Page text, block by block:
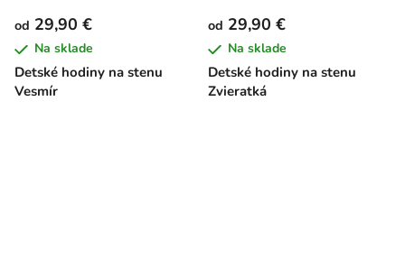
Detské hodiny na stenu
Vesmír
od 29,90 €
Na sklade
Detské hodiny na stenu
Zvieratká
od 29,90 €
Na sklade